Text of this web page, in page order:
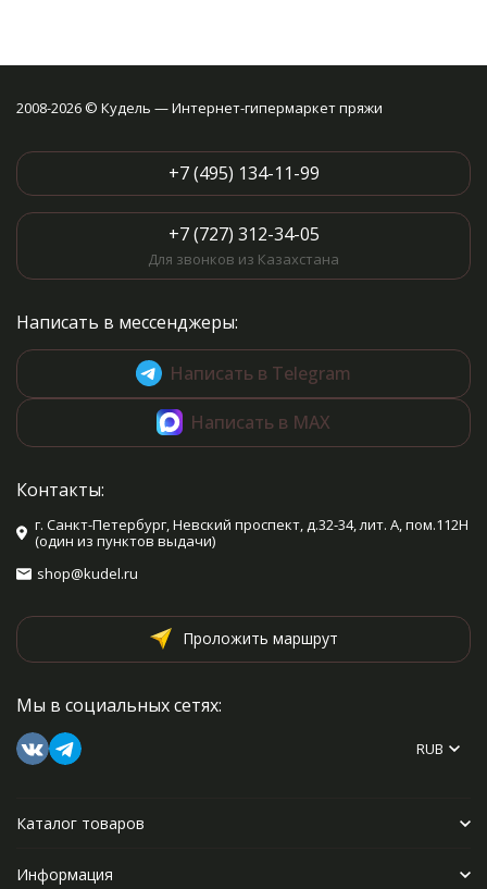
2008-2026 © Кудель — Интернет-гипермаркет пряжи
+7 (495) 134-11-99
+7 (727) 312-34-05
Для звонков из Казахстана
Написать в мессенджеры:
Написать в Telegram
Написать в MAX
Контакты:
г. Санкт-Петербург, Невский проспект, д.32-34, лит. А, пом.112Н
(один из пунктов выдачи)
shop@kudel.ru
Проложить маршрут
Мы в социальных сетях:
RUB
Каталог товаров
Информация